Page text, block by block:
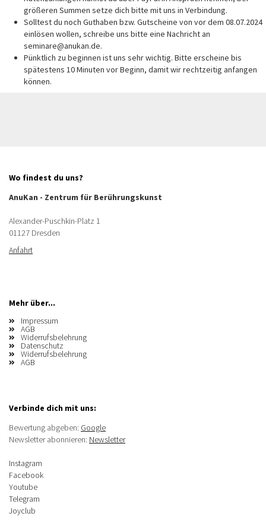
größeren Summen setze dich bitte mit uns in Verbindung.
Solltest du noch Guthaben bzw. Gutscheine von vor dem 08.07.2024
einlösen wollen, schreibe uns bitte eine Nachricht an
seminare@anukan.de.
Pünktlich zu beginnen ist uns sehr wichtig. Bitte erscheine bis
spätestens 10 Minuten vor Beginn, damit wir rechtzeitig anfangen
können.
Wo findest du uns?
AnuKan - Zentrum für Berührungskunst
Alexander-Puschkin-Platz 1
01127 Dresden
Anfahrt
Mehr über...
Impressum
AGB
Widerrufsbelehrung
Datenschutz
Widerrufsbelehrung
AGB
Verbinde dich mit uns:
Bewertung abgeben: Google
Newsletter abonnieren: Newsletter
Instagram
Facebook
Youtube
Telegram
Joyclub